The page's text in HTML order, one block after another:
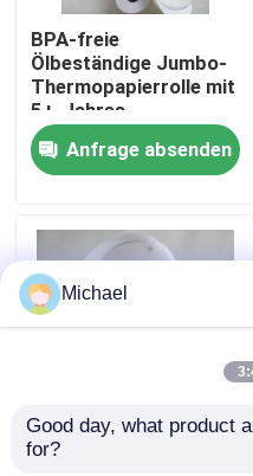
Werksbesichtigung
Qualitätskontrolle
Kontakt mit uns
Neuigkeiten
Riesige Thermopapier-
Positions-
Thermische
BPA-freie
Ölbeständige Jumbo-
Thermopapierrolle mit
5+-Jahres-
Bildlebensdauer für
POS-Bestätigungen
Anfrage absenden
Hochwertige, BPA-
Michael
Good day, what product
for?